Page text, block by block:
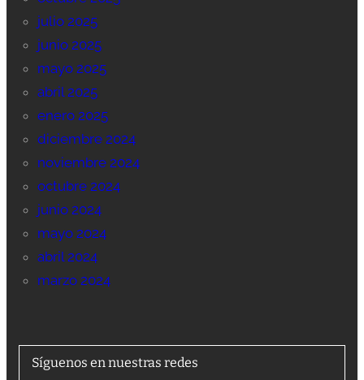
julio 2025
junio 2025
mayo 2025
abril 2025
enero 2025
diciembre 2024
noviembre 2024
octubre 2024
junio 2024
mayo 2024
abril 2024
marzo 2024
Síguenos en nuestras redes